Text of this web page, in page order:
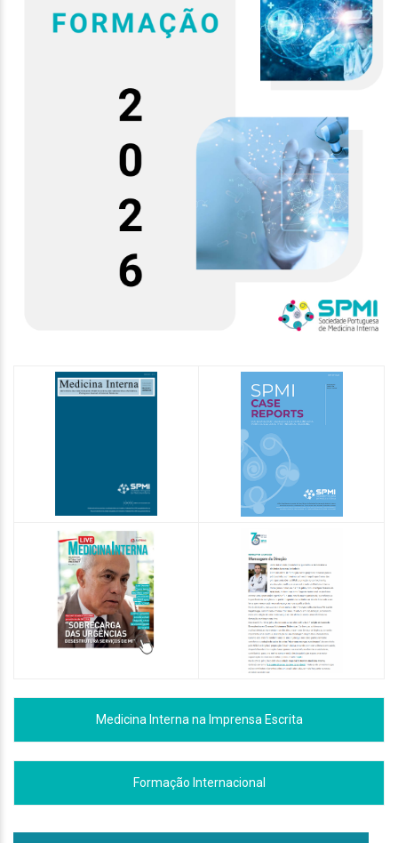
Medicina Interna na Imprensa Escrita
Formação Internacional